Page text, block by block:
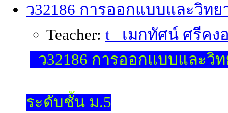
ว32186 การออกแบบและวิท
Teacher: t_ เมกทัศน์ ศรีคง
ว32186 การออกแบบและวิ
ระดับชั้น ม.5